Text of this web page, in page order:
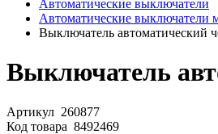
Автоматические выключатели
Автоматические выключатели
Выключатель
Выключатель
Артикул 260877
Код товара 8492469